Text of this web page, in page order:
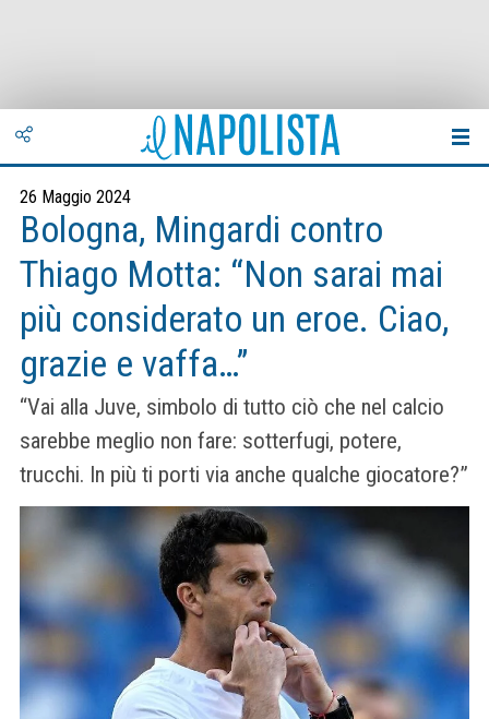
26 Maggio 2024
Bologna, Mingardi contro
Thiago Motta: “Non sarai mai
più considerato un eroe. Ciao,
grazie e vaffa…”
“Vai alla Juve, simbolo di tutto ciò che nel calcio
sarebbe meglio non fare: sotterfugi, potere,
trucchi. In più ti porti via anche qualche giocatore?”